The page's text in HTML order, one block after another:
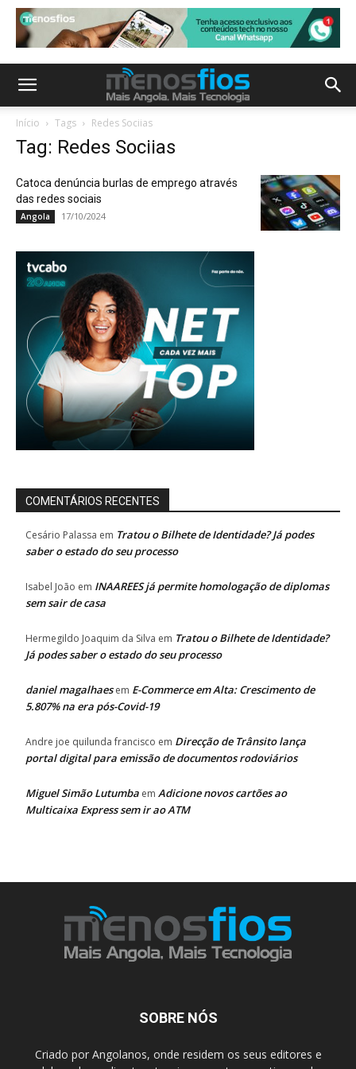
Início Tags Redes Sociias
Tag: Redes Sociias
Catoca denúncia burlas de emprego através
das redes sociais
Angola 17/10/2024
COMENTÁRIOS RECENTES
Cesário Palassa em Tratou o Bilhete de Identidade? Já podes
saber o estado do seu processo
Isabel João em INAAREES já permite homologação de diplomas
sem sair de casa
Hermegildo Joaquim da Silva em Tratou o Bilhete de Identidade?
Já podes saber o estado do seu processo
daniel magalhaesem E-Commerce em Alta: Crescimento de
5.807% na era pós-Covid-19
Andre joe quilunda francisco em Direcção de Trânsito lança
portal digital para emissão de documentos rodoviários
Miguel Simão Lutumba em Adicione novos cartões ao
Multicaixa Express sem ir ao ATM
SOBRE NÓS
Criado por Angolanos, onde residem os seus editores e